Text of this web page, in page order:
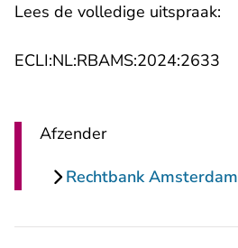
Lees de volledige uitspraak:
ECLI:NL:RBAMS:2024:2633
Afzender
Rechtbank Amsterdam